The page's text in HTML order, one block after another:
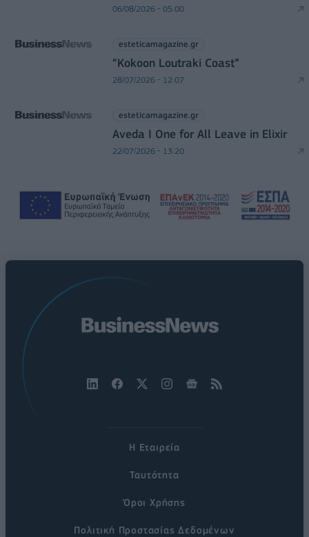
06/08/2026 - 05:00
esteticamagazine.gr
“Kokoon Loutraki Coast”
28/07/2026 - 12:07
esteticamagazine.gr
Aveda I One for All Leave in Elixir
22/07/2026 - 13:20
Η Εταιρεία
Ταυτότητα
Όροι Χρήσης
Πολιτική Προστασίας Δεδομένων